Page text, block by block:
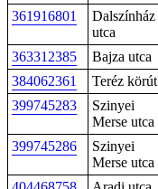
361916801
Dalszínház
utca
363312385 Bajza utca
384062361
Teréz körút
399745283
Szinyei
Merse utca
399745286
Szinyei
Merse utca